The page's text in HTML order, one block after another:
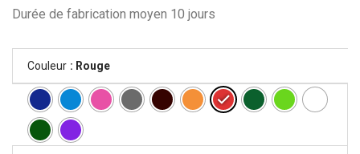
Durée de fabrication moyen 10 jours
Couleur : Rouge